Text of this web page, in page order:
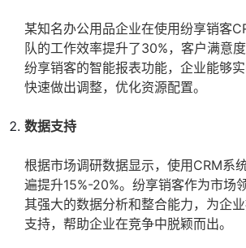
某知名办公用品企业在使用纷享销客
队的工作效率提升了30%，客户满意
纷享销客的智能报表功能，企业能够实
快速做出调整，优化资源配置。
数据支持
根据市场调研数据显示，使用CRM系
遍提升15%-20%。纷享销客作为市场
其强大的数据分析和整合能力，为企
支持，帮助企业在竞争中脱颖而出。